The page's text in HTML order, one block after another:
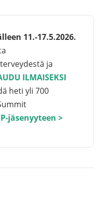
11.-17.5.2026.
ja
ILMAISEKSI
heti yli 700
jäsenyyteen >